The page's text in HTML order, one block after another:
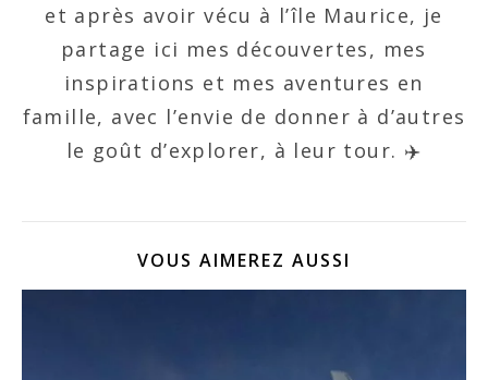
et après avoir vécu à l’île Maurice, je
partage ici mes découvertes, mes
inspirations et mes aventures en
famille, avec l’envie de donner à d’autres
le goût d’explorer, à leur tour. ✈️
VOUS AIMEREZ AUSSI